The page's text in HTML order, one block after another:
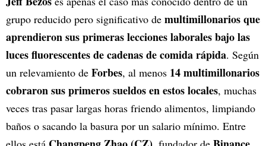
grupo reducido pero significativo de multimillonarios que
aprendieron sus primeras lecciones laborales bajo las
luces fluorescentes de cadenas de comida rápida. Según
un relevamiento de Forbes, al menos 14 multimillonarios
cobraron sus primeros sueldos en estos locales, muchas
veces tras pasar largas horas friendo alimentos, limpiando
baños o sacando la basura por un salario mínimo. Entre